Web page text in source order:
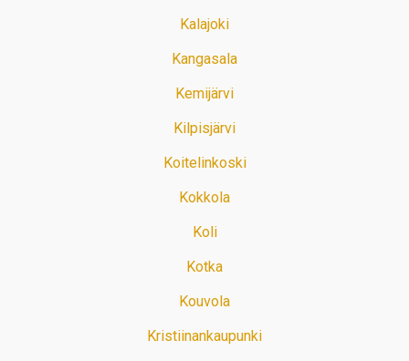
Kalajoki
Kangasala
Kemijärvi
Kilpisjärvi
Koitelinkoski
Kokkola
Koli
Kotka
Kouvola
Kristiinankaupunki